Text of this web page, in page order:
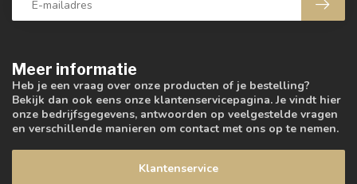
Meer informatie
Heb je een vraag over onze producten of je bestelling?
Bekijk dan ook eens onze klantenservicepagina. Je vindt hier
onze bedrijfsgegevens, antwoorden op veelgestelde vragen
en verschillende manieren om contact met ons op te nemen.
Klantenservice